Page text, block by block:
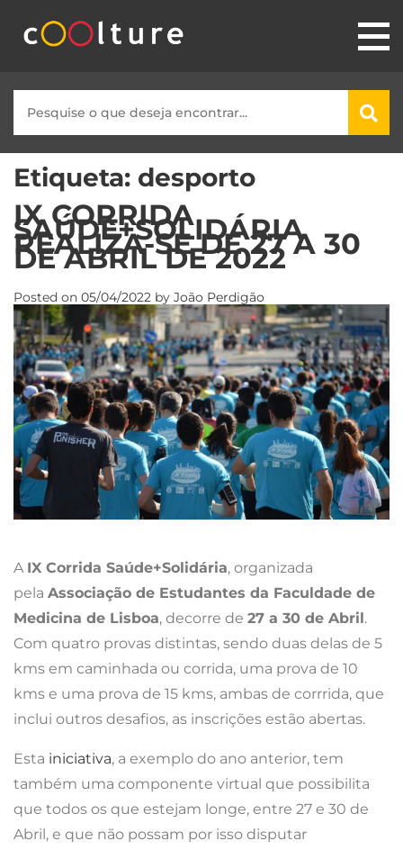
Etiqueta: desporto
IX CORRIDA
SAÚDE+SOLIDÁRIA
REALIZA-SE DE 27 A 30
DE ABRIL DE 2022
Posted on 05/04/2022 by João Perdigão
A IX Corrida Saúde+Solidária, organizada
pela Associação de Estudantes da Faculdade de
Medicina de Lisboa, decorre de 27 a 30 de Abril .
Com quatro provas distintas, sendo duas delas de 5
kms em caminhada ou corrida, uma prova de 10
kms e uma prova de 15 kms, ambas de corrrida, que
inclui outros desafios, as inscrições estão abertas.
Esta iniciativa, a exemplo do ano anterior, tem
também uma componente virtual que possibilita
que todos os que estejam longe, entre 27 e 30 de
Abril, e que não possam por isso disputar